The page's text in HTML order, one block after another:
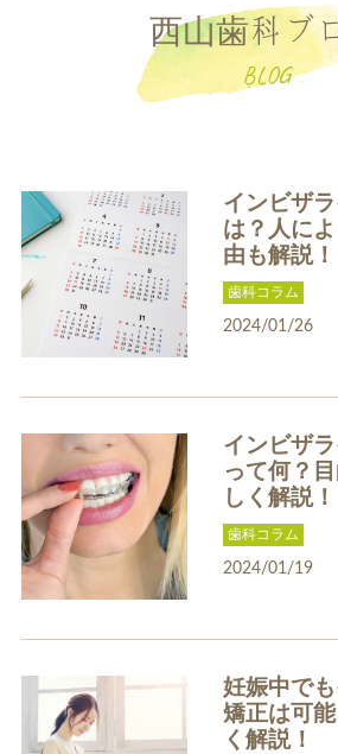
一般歯科
補綴治療
ホワイトニング
補
ホワイトエッセンス ホワイ
西山歯科ブ
BLOG
インビザ
は？人に
由も解説！
歯科コラム
2024/01/26
インビザ
って何？
しく解説！
歯科コラム
2024/01/19
妊娠中で
矯正は可
く解説！